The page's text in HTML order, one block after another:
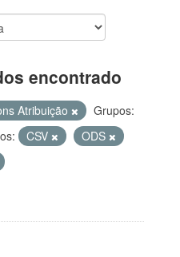
encontrado
Atribuição
Grupos:
CSV
ODS